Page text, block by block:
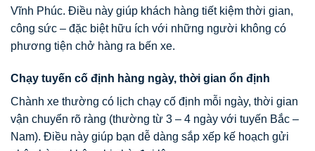
Vĩnh Phúc. Điều này giúp khách hàng tiết kiệm thời gian,
công sức – đặc biệt hữu ích với những người không có
phương tiện chở hàng ra bến xe.
Chạy tuyến cố định hàng ngày, thời gian ổn định
Chành xe thường có lịch chạy cố định mỗi ngày, thời gian
vận chuyển rõ ràng (thường từ 3 – 4 ngày với tuyến Bắc –
Nam). Điều này giúp bạn dễ dàng sắp xếp kế hoạch gửi